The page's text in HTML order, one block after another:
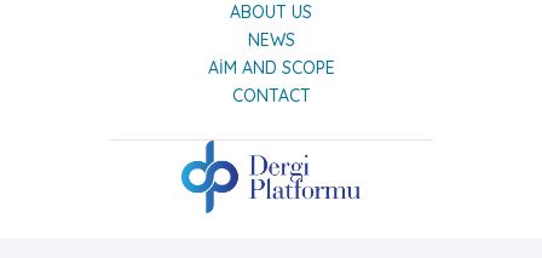
ABOUT US
NEWS
AIM AND SCOPE
CONTACT